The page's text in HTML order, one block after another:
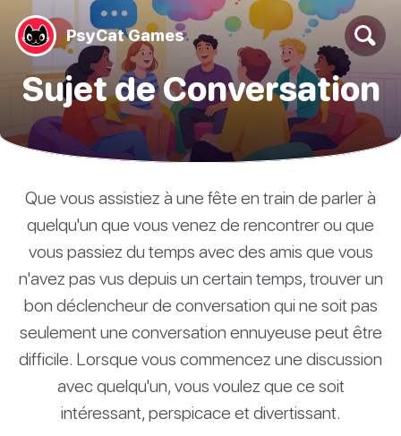
PsyCat Games
Sujet de Conversation
Que vous assistiez à une fête en train de parler à
quelqu'un que vous venez de rencontrer ou que
vous passiez du temps avec des amis que vous
n'avez pas vus depuis un certain temps, trouver un
bon déclencheur de conversation qui ne soit pas
seulement une conversation ennuyeuse peut être
difficile. Lorsque vous commencez une discussion
avec quelqu'un, vous voulez que ce soit
intéressant, perspicace et divertissant.